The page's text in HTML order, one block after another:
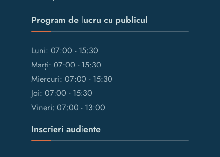
Program de lucru cu publicul
Luni: 07:00 - 15:30
Marți: 07:00 - 15:30
Miercuri: 07:00 - 15:30
Joi: 07:00 - 15:30
Vineri: 07:00 - 13:00
Inscrieri audiente